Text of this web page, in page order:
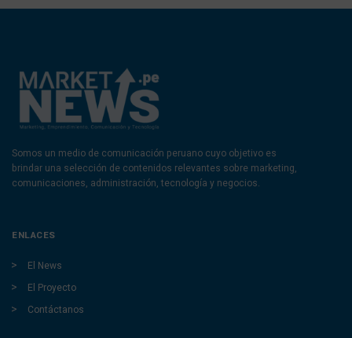
Somos un medio de comunicación peruano cuyo objetivo es
brindar una selección de contenidos relevantes sobre marketing,
comunicaciones, administración, tecnología y negocios.
ENLACES
El News
El Proyecto
Contáctanos